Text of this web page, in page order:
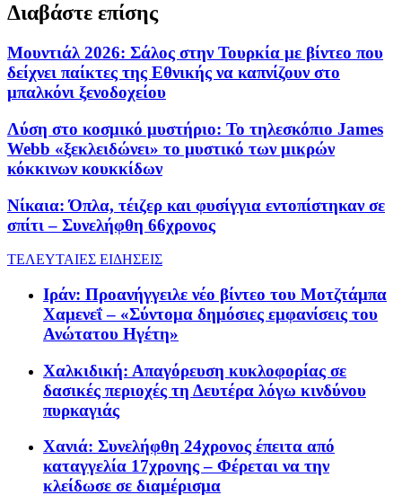
Διαβάστε επίσης
Μουντιάλ 2026: Σάλος στην Τουρκία με βίντεο που
δείχνει παίκτες της Εθνικής να καπνίζουν στο
μπαλκόνι ξενοδοχείου
Λύση στο κοσμικό μυστήριο: Το τηλεσκόπιο James
Webb «ξεκλειδώνει» το μυστικό των μικρών
κόκκινων κουκκίδων
Νίκαια: Όπλα, τέιζερ και φυσίγγια εντοπίστηκαν σε
σπίτι – Συνελήφθη 66χρονος
ΤΕΛΕΥΤΑΙΕΣ ΕΙΔΗΣΕΙΣ
Ιράν: Προανήγγειλε νέο βίντεο του Μοτζτάμπα
Χαμενεΐ – «Σύντομα δημόσιες εμφανίσεις του
Ανώτατου Ηγέτη»
Χαλκιδική: Απαγόρευση κυκλοφορίας σε
δασικές περιοχές τη Δευτέρα λόγω κινδύνου
πυρκαγιάς
Χανιά: Συνελήφθη 24χρονος έπειτα από
καταγγελία 17χρονης – Φέρεται να την
κλείδωσε σε διαμέρισμα